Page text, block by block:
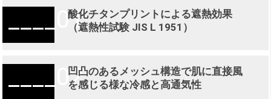
01
酸化チタンプリントによる遮熱効果
（遮熱性試験 JIS L 1951）
02
凹凸のあるメッシュ構造で肌に直接風
を感じる様な冷感と高通気性